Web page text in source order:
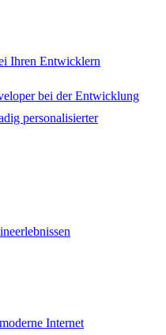
Ihren Entwicklern
bei der Entwicklung
personalisierter
Internet